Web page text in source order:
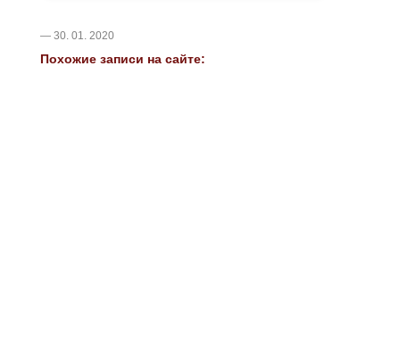
— 30. 01. 2020
Похожие записи на сайте: